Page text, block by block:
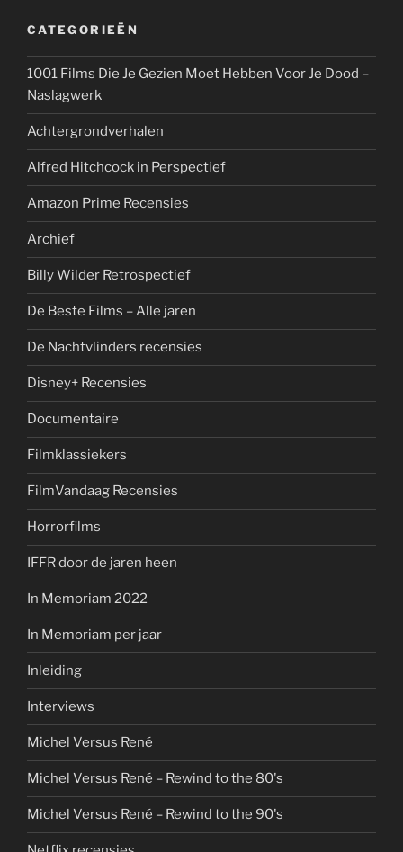
CATEGORIEËN
1001 Films Die Je Gezien Moet Hebben Voor Je Dood –
Naslagwerk
Achtergrondverhalen
Alfred Hitchcock in Perspectief
Amazon Prime Recensies
Archief
Billy Wilder Retrospectief
De Beste Films – Alle jaren
De Nachtvlinders recensies
Disney+ Recensies
Documentaire
Filmklassiekers
FilmVandaag Recensies
Horrorfilms
IFFR door de jaren heen
In Memoriam 2022
In Memoriam per jaar
Inleiding
Interviews
Michel Versus René
Michel Versus René – Rewind to the 80's
Michel Versus René – Rewind to the 90's